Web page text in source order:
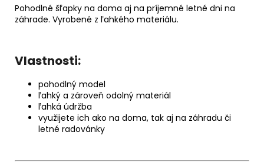
Pohodlné šľapky na doma aj na príjemné letné dni na
záhrade. Vyrobené z ľahkého materiálu.
Vlastnosti:
pohodlný model
ľahký a zároveň odolný materiál
ľahká údržba
využijete ich ako na doma, tak aj na záhradu či
letné radovánky